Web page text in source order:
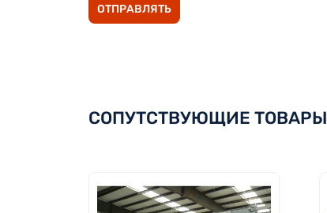
ОТПРАВЛЯТЬ
СОПУТСТВУЮЩИЕ ТОВАРЫ